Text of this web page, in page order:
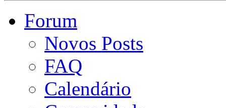
Forum
Novos Posts
FAQ
Calendário